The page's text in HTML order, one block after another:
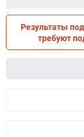
ПО
Результаты
требуют